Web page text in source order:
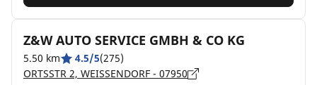
Z&W AUTO SERVICE GMBH & CO KG
5.50 km 4.5/5(275)
ORTSSTR 2, WEISSENDORF - 07950